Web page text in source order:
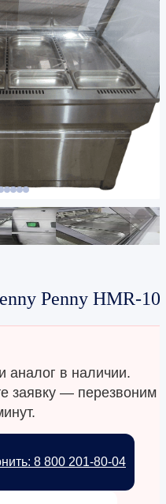
Penny HMR-
аналог в наличии.
заявку — перезвоним
8 800 201-80-04